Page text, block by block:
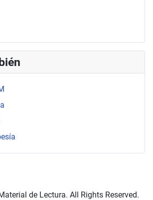
de Lectura. All Rights Reserved.